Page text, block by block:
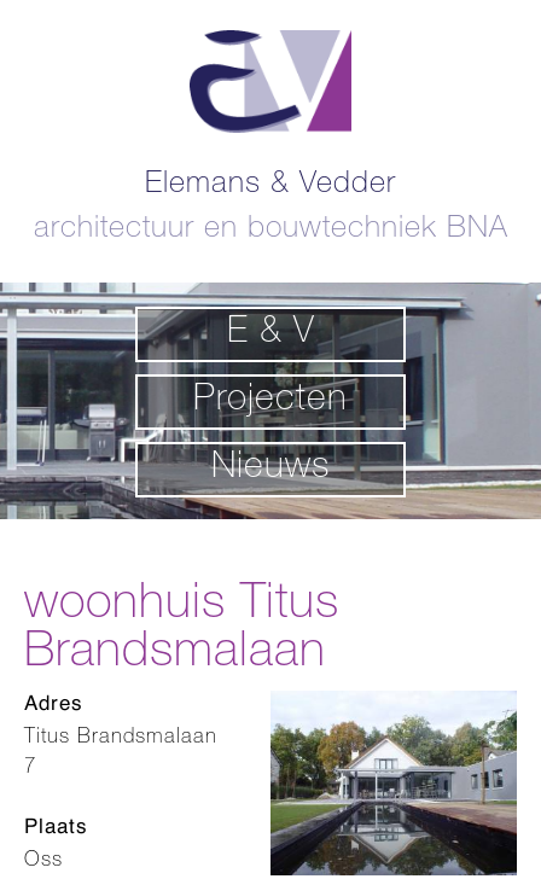
Elemans & Vedder
architectuur en bouwtechniek BNA
E & V
Projecten
Nieuws
woonhuis Titus
Brandsmalaan
Adres
Titus Brandsmalaan
7
Plaats
Oss